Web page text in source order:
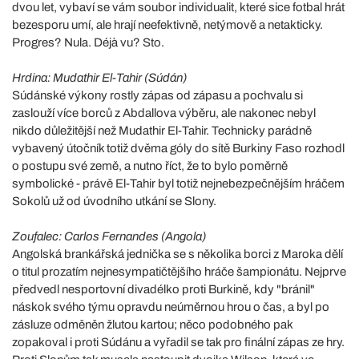
dvou let, vybaví se vám soubor individualit, které sice fotbal hrát
bezesporu umí, ale hrají neefektivně, netýmově a netakticky.
Progres? Nula. Déjà vu? Sto.
Hrdina: Mudathir El-Tahir (Súdán)
Súdánské výkony rostly zápas od zápasu a pochvalu si
zaslouží více borců z Abdallova výběru, ale nakonec nebyl
nikdo důležitější než Mudathir El-Tahir. Technicky parádně
vybavený útočník totiž dvěma góly do sítě Burkiny Faso rozhodl
o postupu své země, a nutno říct, že to bylo poměrně
symbolické - právě El-Tahir byl totiž nejnebezpečnějším hráčem
Sokolů už od úvodního utkání se Slony.
Zoufalec: Carlos Fernandes (Angola)
Angolská brankářská jednička se s několika borci z Maroka dělí
o titul prozatím nejnesympatičtějšího hráče šampionátu. Nejprve
předvedl nesportovní divadélko proti Burkině, kdy "bránil"
náskok svého týmu opravdu neúměrnou hrou o čas, a byl po
zásluze odměněn žlutou kartou; něco podobného pak
zopakoval i proti Súdánu a vyřadil se tak pro finální zápas ze hry.